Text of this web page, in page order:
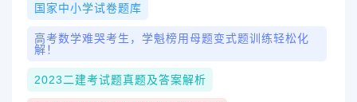
国家中小学试卷题库
高考数学难哭考生，学魁榜用母题变式题训练轻松化
解！
2023二建考试题真题及答案解析